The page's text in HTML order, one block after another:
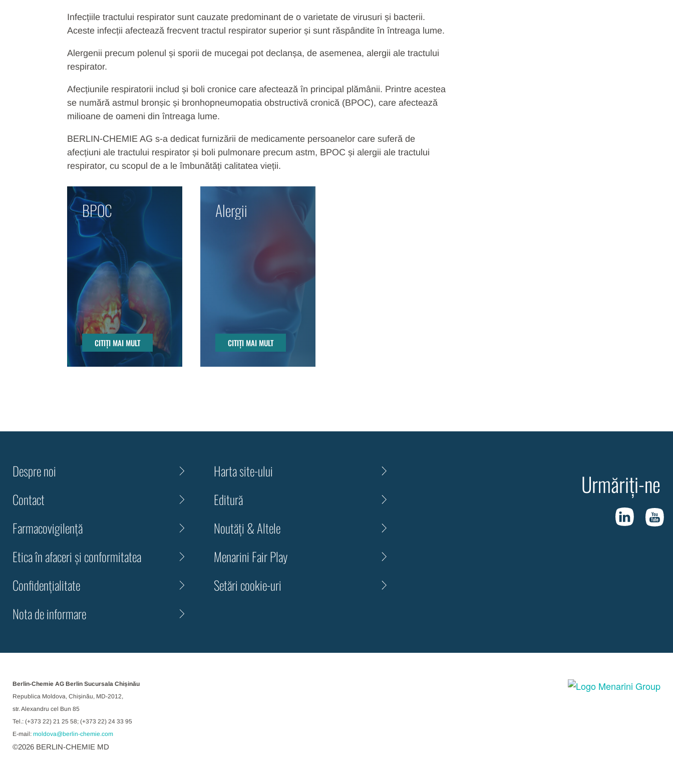
Infecțiile tractului respirator sunt cauzate predominant de o varietate de virusuri și bacterii.
Aceste infecții afectează frecvent tractul respirator superior și sunt răspândite în întreaga lume.
Alergenii precum polenul și sporii de mucegai pot declanșa, de asemenea, alergii ale tractului
respirator.
Afecțiunile respiratorii includ și boli cronice care afectează în principal plămânii. Printre acestea
se numără astmul bronșic și bronhopneumopatia obstructivă cronică (BPOC), care afectează
milioane de oameni din întreaga lume.
BERLIN-CHEMIE AG s-a dedicat furnizării de medicamente persoanelor care suferă de
afecțiuni ale tractului respirator și boli pulmonare precum astm, BPOC și alergii ale tractului
respirator, cu scopul de a le îmbunătăți calitatea vieții.
BPOC
CITIȚI MAI MULT
Alergii
CITIȚI MAI MULT
Despre noi
Contact
Farmacovigilență
Etica în afaceri și conformitatea
Confidenţialitate
Nota de informare
Harta site-ului
Editură
Noutăți & Altele
Menarini Fair Play
Setări cookie-uri
Urmăriți-ne
Berlin-Chemie AG Berlin Sucursala Chișinău
Republica Moldova, Chișinău, MD-2012,
str. Alexandru cel Bun 85
Tel.: (+373 22) 21 25 58; (+373 22) 24 33 95
E-mail: moldova@berlin-chemie.com
©2026 BERLIN-CHEMIE MD